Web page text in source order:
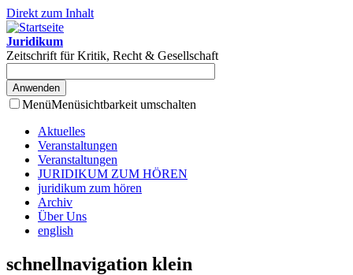
Direkt zum Inhalt
Juridikum
Zeitschrift für Kritik, Recht & Gesellschaft
MenüMenüsichtbarkeit umschalten
Aktuelles
Veranstaltungen
Veranstaltungen
JURIDIKUM ZUM HÖREN
juridikum zum hören
Archiv
Über Uns
english
schnellnavigation klein